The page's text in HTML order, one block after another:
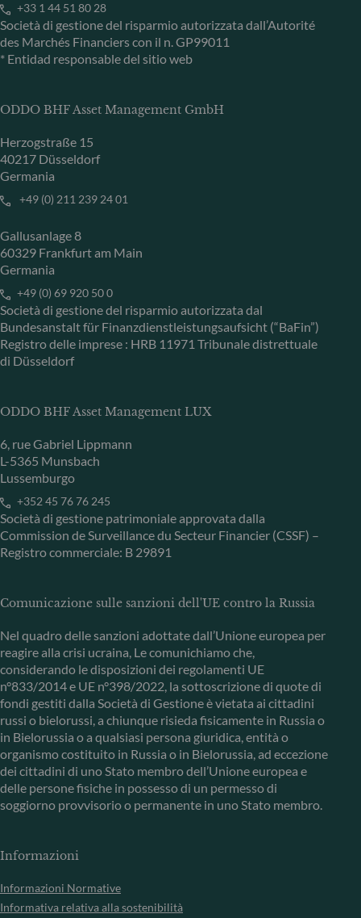
+33 1 44 51 80 28
Società di gestione del risparmio autorizzata dall’Autorité
des Marchés Financiers con il n. GP99011
* Entidad responsable del sitio web
ODDO BHF Asset Management GmbH
Herzogstraße 15
40217 Düsseldorf
Germania
+49 (0) 211 239 24 01
Gallusanlage 8
60329 Frankfurt am Main
Germania
+49 (0) 69 920 50 0
Società di gestione del risparmio autorizzata dal
Bundesanstalt für Finanzdienstleistungsaufsicht (“BaFin”)
Registro delle imprese : HRB 11971 Tribunale distrettuale
di Düsseldorf
ODDO BHF Asset Management LUX
6, rue Gabriel Lippmann
L-5365 Munsbach
Lussemburgo
+352 45 76 76 245
Società di gestione patrimoniale approvata dalla
Commission de Surveillance du Secteur Financier (CSSF) –
Registro commerciale: B 29891
Comunicazione sulle sanzioni dell'UE contro la Russia
Nel quadro delle sanzioni adottate dall’Unione europea per
reagire alla crisi ucraina, Le comunichiamo che,
considerando le disposizioni dei regolamenti UE
n°833/2014 e UE n°398/2022, la sottoscrizione di quote di
fondi gestiti dalla Società di Gestione è vietata ai cittadini
russi o bielorussi, a chiunque risieda fisicamente in Russia o
in Bielorussia o a qualsiasi persona giuridica, entità o
organismo costituito in Russia o in Bielorussia, ad eccezione
dei cittadini di uno Stato membro dell’Unione europea e
delle persone fisiche in possesso di un permesso di
soggiorno provvisorio o permanente in uno Stato membro.
Informazioni
Informazioni Normative
Informativa relativa alla sostenibilità